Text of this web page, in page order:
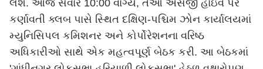
લેશે. આજે સવારે 10:00 વાગ્યે, તેઓ એસજી હાઇવે પર
કર્ણાવતી ક્લબ પાસે સ્થિત દક્ષિણ-પશ્ચિમ ઝોન કાર્યાલયમાં
મ્યુનિસિપલ કમિશનર અને કોર્પોરેશનના વરિષ્ઠ
અધિકારીઓ સાથે એક મહત્વપૂર્ણ બેઠક કરી. આ બેઠકમાં